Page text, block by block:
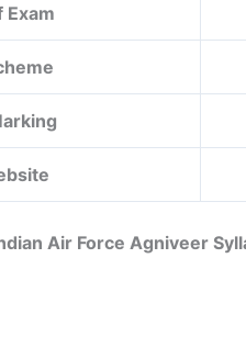
Exam
Air Force Agniveer